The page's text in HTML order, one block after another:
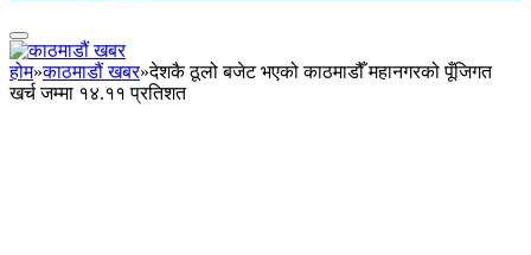
होम»काठमाडौं खबर»देशकै ठूलो बजेट भएको काठमाडौँ महानगरको पूँजिगत
खर्च जम्मा १४.११ प्रतिशत